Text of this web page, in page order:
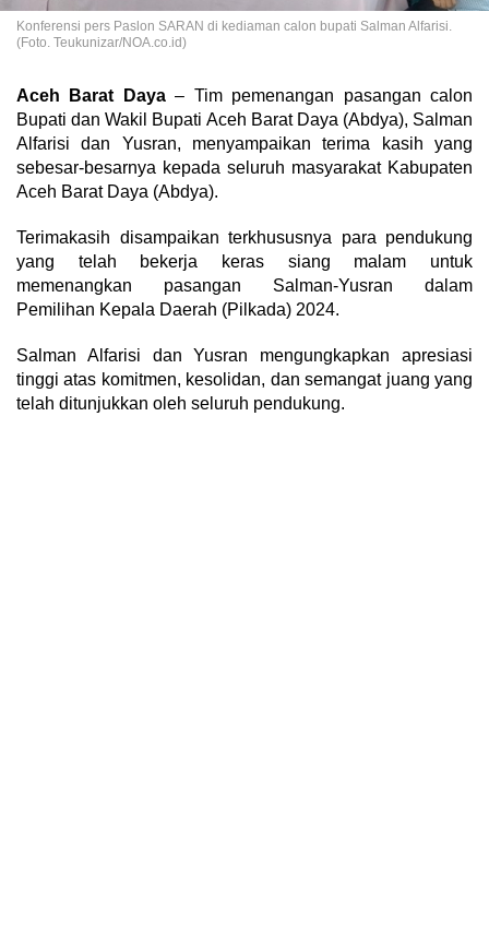
Konferensi pers Paslon SARAN di kediaman calon bupati Salman Alfarisi.
(Foto. Teukunizar/NOA.co.id)
Aceh Barat Daya– Tim pemenangan pasangan calon
Bupati dan Wakil Bupati Aceh Barat Daya (Abdya), Salman
Alfarisi dan Yusran, menyampaikan terima kasih yang
sebesar-besarnya kepada seluruh masyarakat Kabupaten
Aceh Barat Daya (Abdya).
Terimakasih disampaikan terkhususnya para pendukung
yang telah bekerja keras siang malam untuk
memenangkan pasangan Salman-Yusran dalam
Pemilihan Kepala Daerah (Pilkada) 2024.
Salman Alfarisi dan Yusran mengungkapkan apresiasi
tinggi atas komitmen, kesolidan, dan semangat juang yang
telah ditunjukkan oleh seluruh pendukung.